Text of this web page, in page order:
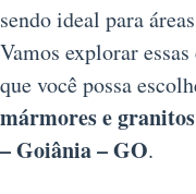
sendo ideal para
Vamos explorar
que você possa
mármores e
– Goiânia – GO.